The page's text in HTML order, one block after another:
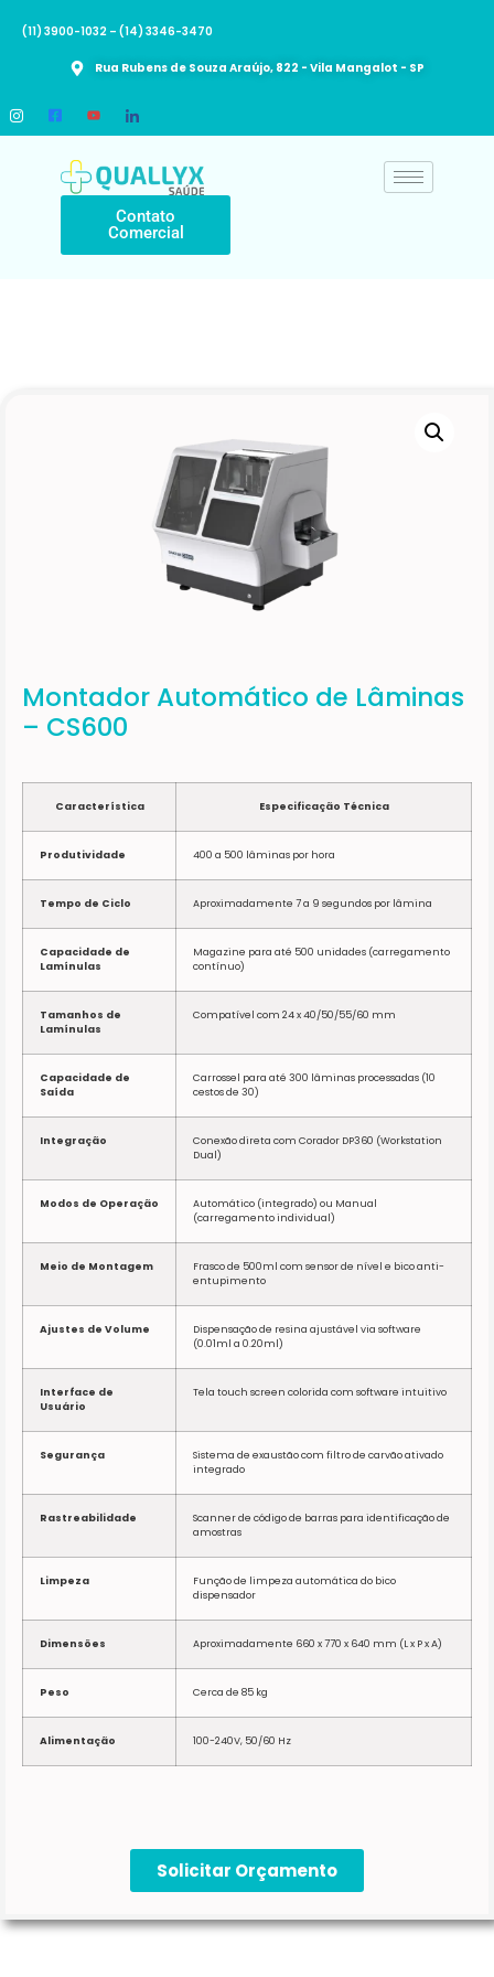
(11) 3900-1032 – (14) 3346-3470​
Rua Rubens de Souza Araújo, 822 - Vila Mangalot - SP
Contato
Comercial
Montador Automático de Lâminas
– CS600
Característica Especificação Técnica
Produtividade 400 a 500 lâminas por hora
Tempo de Ciclo Aproximadamente 7 a 9 segundos por lâmina
Capacidade de
Lamínulas
Magazine para até 500 unidades (carregamento
contínuo)
Tamanhos de
Lamínulas
Compatível com 24 x 40/50/55/60 mm
Capacidade de
Saída
Carrossel para até 300 lâminas processadas (10
cestos de 30)
Integração
Conexão direta com Corador DP360 (Workstation
Dual)
Modos de Operação
Automático (integrado) ou Manual
(carregamento individual)
Meio de Montagem
Frasco de 500ml com sensor de nível e bico anti-
entupimento
Ajustes de Volume
Dispensação de resina ajustável via software
(0.01ml a 0.20ml)
Interface de
Usuário
Tela touch screen colorida com software intuitivo
Segurança
Sistema de exaustão com filtro de carvão ativado
integrado
Rastreabilidade
Scanner de código de barras para identificação de
amostras
Limpeza
Função de limpeza automática do bico
dispensador
Dimensões Aproximadamente 660 x 770 x 640 mm (L x P x A)
Peso Cerca de 85 kg
Alimentação 100-240V, 50/60 Hz
Solicitar Orçamento